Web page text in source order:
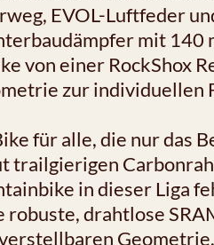
EVOL-Luftfeder
mit 140
von einer RockShox
zur individuellen
für alle, die nur das
trailgierigen
in dieser Liga
drahtlose